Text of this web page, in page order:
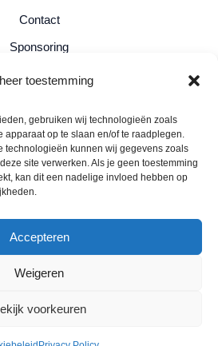
toestemming
gebruiken wij technologieën zoals
apparaat op te slaan en/of te raadplegen.
technologieën kunnen wij gegevens zoals
site verwerken. Als je geen toestemming
kan dit een nadelige invloed hebben op
Accepteren
Weigeren
voorkeuren
Contact
Sponsoring
Privacy Policy